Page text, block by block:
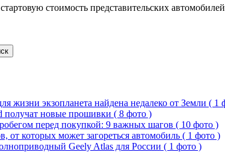
стоимость представительских
жизни экзопланета найдена недалеко от Земли ( 1
получат новые прошивки ( 8 фото )
перед покупкой: 9 важных шагов ( 10 фото )
от которых может загореться автомобиль ( 1 фото )
Geely Atlas для России ( 1 фото )